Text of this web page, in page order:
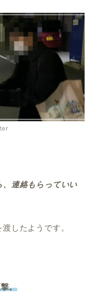
、連絡もらっていい
したようです。
。